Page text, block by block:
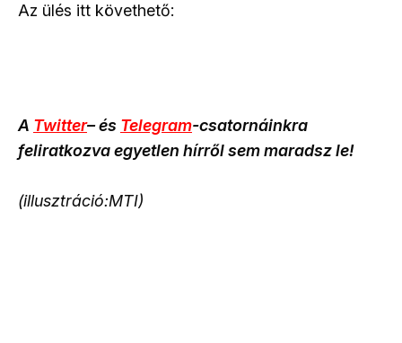
Az ülés itt követhető:
A Twitter– és Telegram-csatornáinkra
feliratkozva egyetlen hírről sem maradsz le!
(illusztráció:MTI)